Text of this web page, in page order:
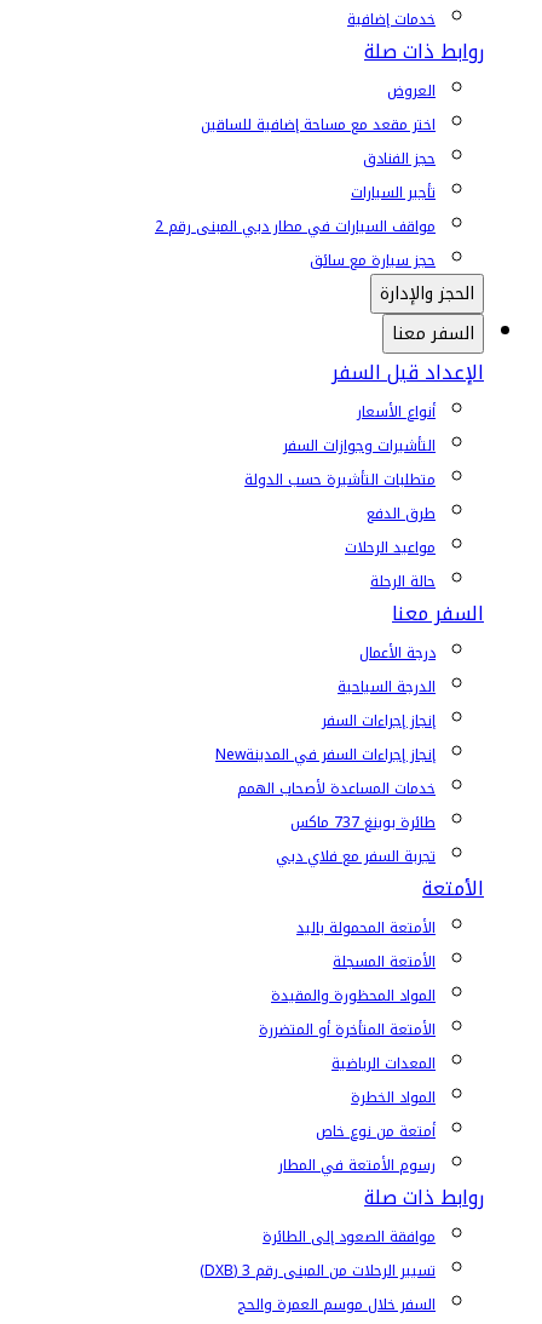
خدمات إضافية
روابط ذات صلة
العروض
اختر مقعد مع مساحة إضافية للساقين
حجز الفنادق
تأجير السيارات
مواقف السيارات في مطار دبي المبنى رقم 2
حجز سيارة مع سائق
الحجز والإدارة
السفر معنا
الإعداد قبل السفر
أنواع الأسعار
التأشيرات وجوازات السفر
متطلبات التأشيرة حسب الدولة
طرق الدفع
مواعيد الرحلات
حالة الرحلة
السفر معنا
درجة الأعمال
الدرجة السياحية
إنجاز إجراءات السفر
إنجاز إجراءات السفر في المدينةNew
خدمات المساعدة لأصحاب الهمم
طائرة بوينغ 737 ماكس
تجربة السفر مع فلاي دبي
الأمتعة
الأمتعة المحمولة باليد
الأمتعة المسجلة
المواد المحظورة والمقيدة
الأمتعة المتأخرة أو المتضررة
المعدات الرياضية
المواد الخطرة
أمتعة من نوع خاص
رسوم الأمتعة في المطار
روابط ذات صلة
موافقة الصعود إلى الطائرة
تسيير الرحلات من المبنى رقم 3 (DXB)
السفر خلال موسم العمرة والحج